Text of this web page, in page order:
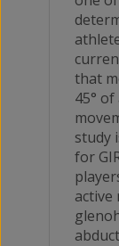
that
45°
study
for